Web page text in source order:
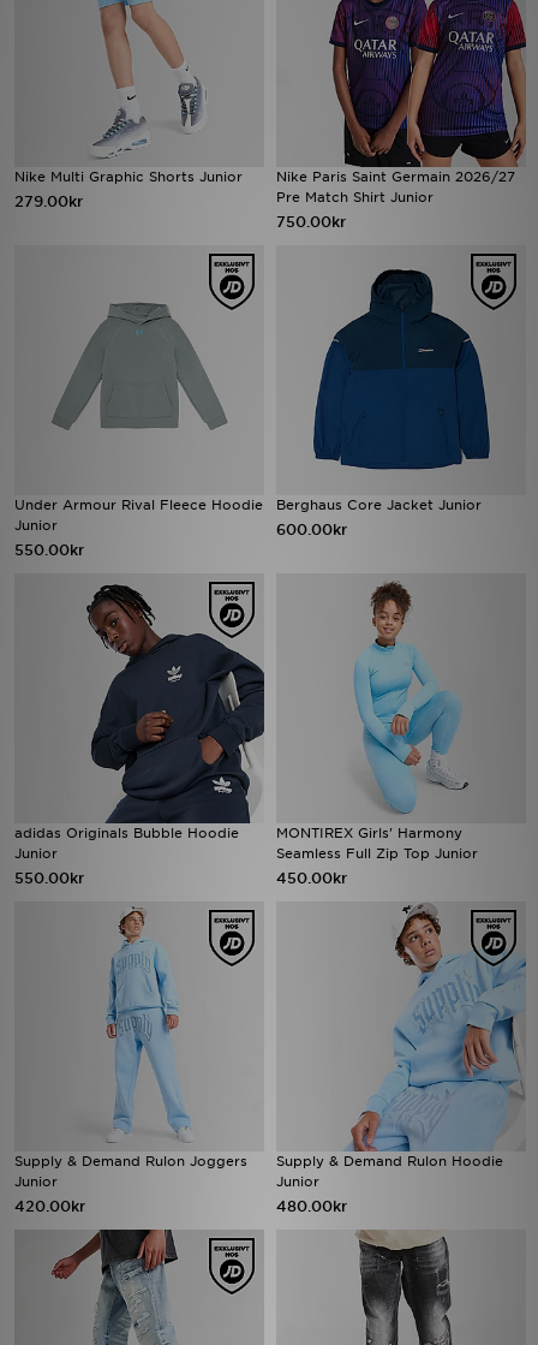
Nike Multi Graphic Shorts Junior
279.00kr
Nike Paris Saint Germain 2026/27
Pre Match Shirt Junior
750.00kr
Under Armour Rival Fleece Hoodie
Junior
550.00kr
Berghaus Core Jacket Junior
600.00kr
adidas Originals Bubble Hoodie
Junior
550.00kr
MONTIREX Girls' Harmony
Seamless Full Zip Top Junior
450.00kr
Supply & Demand Rulon Joggers
Junior
420.00kr
Supply & Demand Rulon Hoodie
Junior
480.00kr